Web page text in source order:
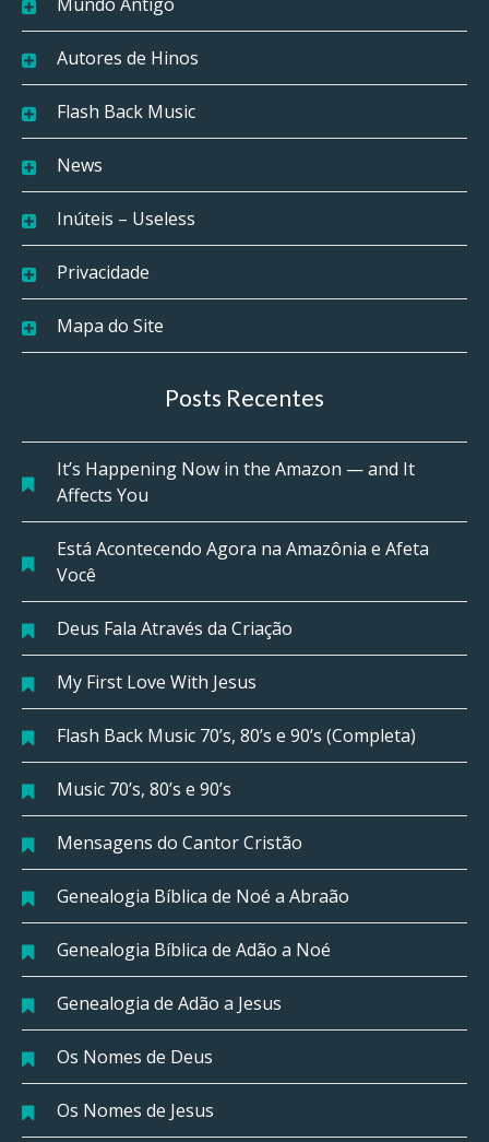
Autores de Hinos
Flash Back Music
News
Inúteis – Useless
Privacidade
Mapa do Site
Posts Recentes
It’s Happening Now in the Amazon — and It
Affects You
Está Acontecendo Agora na Amazônia e Afeta
Você
Deus Fala Através da Criação
My First Love With Jesus
Flash Back Music 70’s, 80’s e 90’s (Completa)
Music 70’s, 80’s e 90’s
Mensagens do Cantor Cristão
Genealogia Bíblica de Noé a Abraão
Genealogia Bíblica de Adão a Noé
Genealogia de Adão a Jesus
Os Nomes de Deus
Os Nomes de Jesus